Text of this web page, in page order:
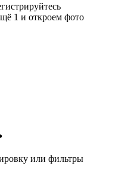
1 и откроем фото
или фильтры